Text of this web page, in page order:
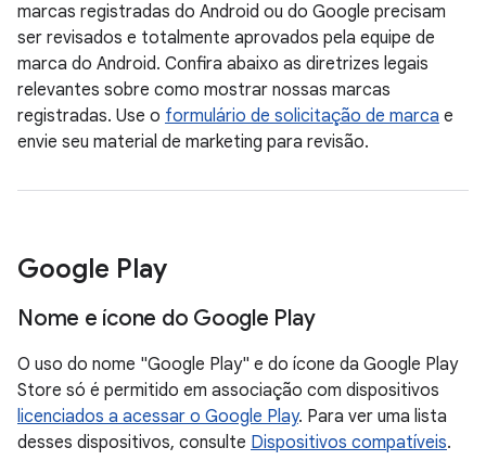
marcas registradas do Android ou do Google precisam
ser revisados e totalmente aprovados pela equipe de
marca do Android. Confira abaixo as diretrizes legais
relevantes sobre como mostrar nossas marcas
registradas. Use o formulário de solicitação de marca e
envie seu material de marketing para revisão.
Google Play
Nome e ícone do Google Play
O uso do nome "Google Play" e do ícone da Google Play
Store só é permitido em associação com dispositivos
licenciados a acessar o Google Play. Para ver uma lista
desses dispositivos, consulte Dispositivos compatíveis.